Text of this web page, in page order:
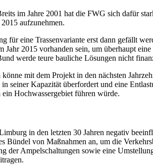
im Jahre 2001 hat die FWG sich dafür
aufzunehmen.
eine Trassenvariante erst dann gefällt
2015 vorhanden sein, um überhaupt
werde teure bauliche Lösungen nicht
mit dem Projekt in den nächsten
seiner Kapazität überfordert und eine
ein Hochwassergebiet führen würde.
in den letzten 30 Jahren negativ
von Maßnahmen an, um die
der Ampelschaltungen sowie eine